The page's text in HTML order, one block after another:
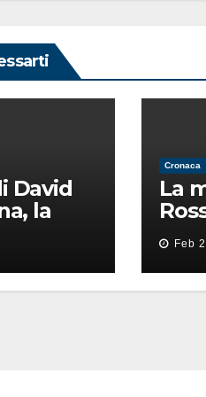
David
la
la
Cronaca
La
Feb